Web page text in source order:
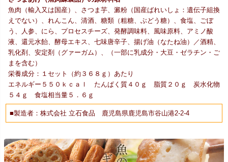
魚肉（輸入又は国産）、さつま芋、澱粉（国産ばれいしょ：遺伝子組換
えでない）、れんこん、清酒、糖類（粗糖、ぶどう糖）、食塩、ごぼ
う、人参、にら、プロセスチーズ、発酵調味料、風味原料、アミノ酸
液、還元水飴、酵母エキス、七味唐辛子、揚げ油（なたね油）／酒精、
乳化剤、安定剤（グァーガム）、（一部に乳成分・大豆・ゼラチン・ご
まを含む）
栄養成分：１セット（約３６８ｇ）あたり
エネルギー５５０ｋｃａｌ たんぱく質４０ｇ 脂質２０ｇ 炭水化物
５４ｇ 食塩相当量５．６ｇ
■製造者：株式会社 立石食品 鹿児島県鹿児島市谷山港2-2-4